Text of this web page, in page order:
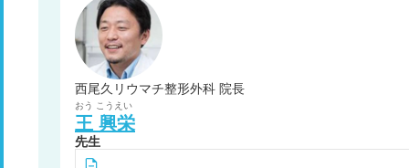
西尾久リウマチ整形外科 院長
おう こうえい
王 興栄
先生